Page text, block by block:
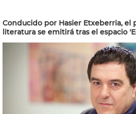
Conducido por Hasier Etxeberria, el
literatura se emitirá tras el espacio